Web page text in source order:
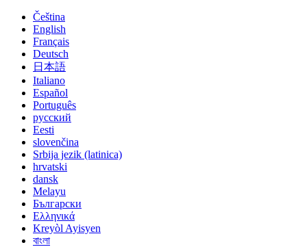
Čeština
English
Français
Deutsch
日本語
Italiano
Español
Português
русский
Eesti
slovenčina
Srbija jezik (latinica)
hrvatski
dansk
Melayu
Български
Ελληνικά
Kreyòl Ayisyen
বাংলা